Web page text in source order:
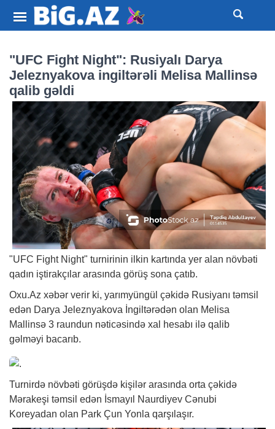
"UFC Fight Night": Rusiyalı Darya
Jeleznyakova ingiltərəli Melisa Mallinsə
qalib gəldi
"UFC Fight Night" turnirinin ilkin kartında yer alan növbəti
qadın iştirakçılar arasında görüş sona çatıb.
Oxu.Az xəbər verir ki, yarımyüngül çəkidə Rusiyanı təmsil
edən Darya Jeleznyakova İngiltərədən olan Melisa
Mallinsə 3 raundun nəticəsində xal hesabı ilə qalib
gəlməyi bacarıb.
Turnirdə növbəti görüşdə kişilər arasında orta çəkidə
Mərakeşi təmsil edən İsmayıl Naurdiyev Cənubi
Koreyadan olan Park Çun Yonla qarşılaşır.